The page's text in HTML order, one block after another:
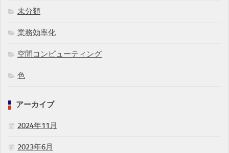
未分類
業務効率化
空間コンピューティング
色
アーカイブ
2024年11月
2023年6月